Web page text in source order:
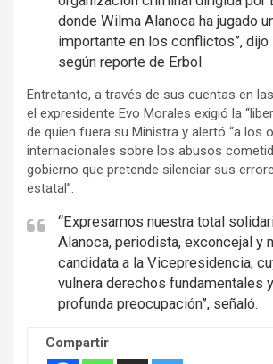
e
m
e
n
t
:
donde Wilma Alanoca ha jugado
importante en los conflictos”, dijo
según reporte de Erbol.
Entretanto, a través de sus cuentas en
el expresidente Evo Morales exigió la
de quien fuera su Ministra y alertó “a los
internacionales sobre los abusos
gobierno que pretende silenciar sus
estatal”.
“Expresamos nuestra total
Alanoca, periodista, exconcejal y
candidata a la Vicepresidencia,
vulnera derechos fundamentales
profunda preocupación”, señaló.
Compartir